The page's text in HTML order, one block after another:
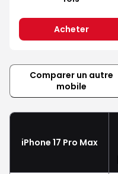
Acheter
Comparer un autre
mobile
iPhone 17 Pro Max